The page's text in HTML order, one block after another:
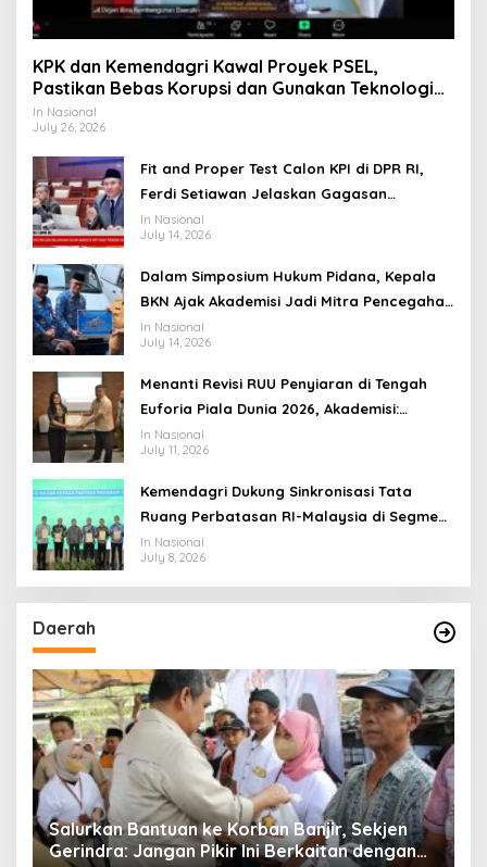
KPK dan Kemendagri Kawal Proyek PSEL,
Pastikan Bebas Korupsi dan Gunakan Teknologi
Ramah Lingkungan
In Nasional
July 26, 2026
Fit and Proper Test Calon KPI di DPR RI,
Ferdi Setiawan Jelaskan Gagasan
Transformasi Menuju Ekosistem Penyiaran
yang Adaptif
In Nasional
July 14, 2026
Dalam Simposium Hukum Pidana, Kepala
BKN Ajak Akademisi Jadi Mitra Pencegahan
Tindak Pidana di Birokrasi
In Nasional
July 14, 2026
Menanti Revisi RUU Penyiaran di Tengah
Euforia Piala Dunia 2026, Akademisi:
Jangan Terus Jadi “Messi dan Ronaldo”
Legislasi
In Nasional
July 11, 2026
Kemendagri Dukung Sinkronisasi Tata
Ruang Perbatasan RI-Malaysia di Segmen
Sinapad-Sesai
In Nasional
July 8, 2026
Daerah
Salurkan Bantuan ke Korban Banjir, Sekjen
Gerindra: Jangan Pikir Ini Berkaitan dengan